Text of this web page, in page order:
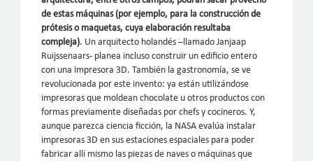
de estas máquinas (por ejemplo, para la construcción de
prótesis o maquetas, cuya elaboración resultaba
compleja). Un arquitecto holandés –llamado Janjaap
Ruijssenaars- planea incluso construir un edificio entero
con una impresora 3D. También la gastronomía, se ve
revolucionada por este invento: ya están utilizándose
impresoras que moldean chocolate u otros productos con
formas previamente diseñadas por chefs y cocineros. Y,
aunque parezca ciencia ficción, la NASA evalúa instalar
impresoras 3D en sus estaciones espaciales para poder
fabricar allí mismo las piezas de naves o máquinas que